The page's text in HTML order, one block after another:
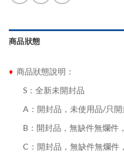
商品狀態
♦ 商品狀態說明：
S：全新未開封品
A：開封品，未使用品/只
B：開封品，無缺件無爛件
C：開封品，無缺件無爛件